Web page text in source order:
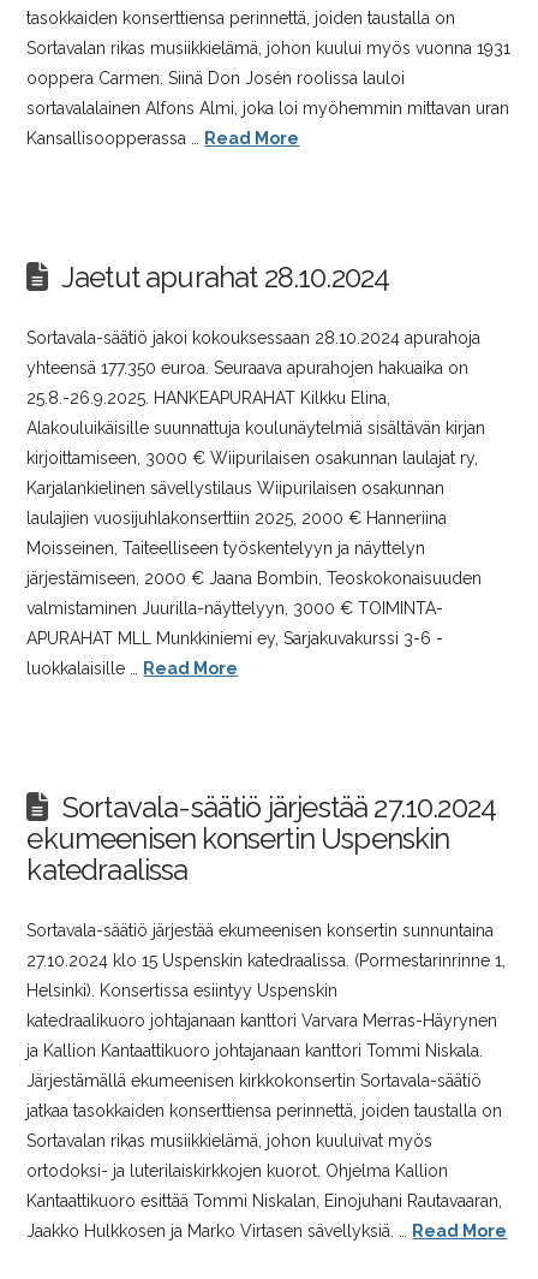
tasokkaiden konserttiensa perinnettä, joiden taustalla on
Sortavalan rikas musiikkielämä, johon kuului myös vuonna 1931
ooppera Carmen. Siinä Don Josén roolissa lauloi
sortavalalainen Alfons Almi, joka loi myöhemmin mittavan uran
Kansallisoopperassa …
Read More
Jaetut apurahat 28.10.2024
Sortavala-säätiö jakoi kokouksessaan 28.10.2024 apurahoja
yhteensä 177.350 euroa. Seuraava apurahojen hakuaika on
25.8.-26.9.2025. HANKEAPURAHAT Kilkku Elina,
Alakouluikäisille suunnattuja koulunäytelmiä sisältävän kirjan
kirjoittamiseen, 3000 € Wiipurilaisen osakunnan laulajat ry,
Karjalankielinen sävellystilaus Wiipurilaisen osakunnan
laulajien vuosijuhlakonserttiin 2025, 2000 € Hanneriina
Moisseinen, Taiteelliseen työskentelyyn ja näyttelyn
järjestämiseen, 2000 € Jaana Bombin, Teoskokonaisuuden
valmistaminen Juurilla-näyttelyyn, 3000 € TOIMINTA-
APURAHAT MLL Munkkiniemi ey, Sarjakuvakurssi 3-6 -
luokkalaisille …
Read More
Sortavala-säätiö järjestää 27.10.2024
ekumeenisen konsertin Uspenskin
katedraalissa
Sortavala-säätiö järjestää ekumeenisen konsertin sunnuntaina
27.10.2024 klo 15 Uspenskin katedraalissa. (Pormestarinrinne 1,
Helsinki). Konsertissa esiintyy Uspenskin
katedraalikuoro johtajanaan kanttori Varvara Merras-Häyrynen
ja Kallion Kantaattikuoro johtajanaan kanttori Tommi Niskala.
Järjestämällä ekumeenisen kirkkokonsertin Sortavala-säätiö
jatkaa tasokkaiden konserttiensa perinnettä, joiden taustalla on
Sortavalan rikas musiikkielämä, johon kuuluivat myös
ortodoksi- ja luterilaiskirkkojen kuorot. Ohjelma Kallion
Kantaattikuoro esittää Tommi Niskalan, Einojuhani Rautavaaran,
Jaakko Hulkkosen ja Marko Virtasen sävellyksiä. …
Read More